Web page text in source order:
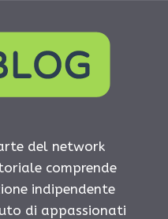
del network
comprende
indipendente
di appassionati